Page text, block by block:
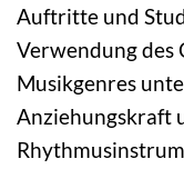
Auftritte und
Verwendung des
Musikgenres
Anziehungskraft